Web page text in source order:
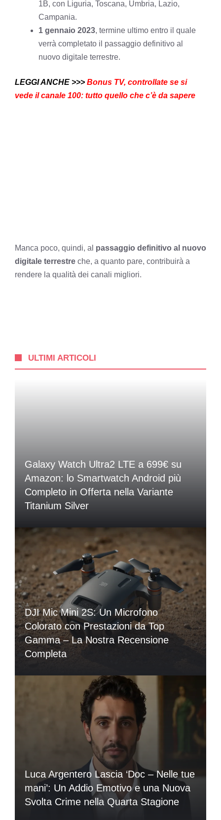
1B, con Liguria, Toscana, Umbria, Lazio,
Campania.
1 gennaio 2023, termine ultimo entro il quale
verrà completato il passaggio definitivo al
nuovo digitale terrestre.
LEGGI ANCHE >>> Bonus TV, controllate se si
vede il canale 100: tutto quello che c’è da sapere
Manca poco, quindi, al passaggio definitivo al nuovo
digitale terrestre che, a quanto pare, contribuirà a
rendere la qualità dei canali migliori.
ULTIMI ARTICOLI
Galaxy Watch Ultra2 LTE a 699€ su
Amazon: lo Smartwatch Android più
Completo in Offerta nella Variante
Titanium Silver
DJI Mic Mini 2S: Un Microfono
Colorato con Prestazioni da Top
Gamma – La Nostra Recensione
Completa
Luca Argentero Lascia ‘Doc – Nelle tue
mani’: Un Addio Emotivo e una Nuova
Svolta Crime nella Quarta Stagione